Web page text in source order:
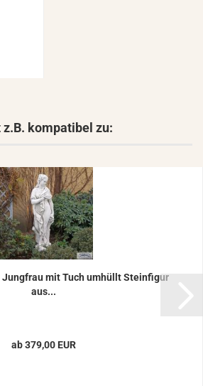
kompatibel zu:
mit Tuch um­hüllt Stein­fi­gur
aus...
ab 379,00 EUR